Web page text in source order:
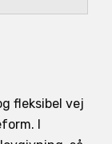
fleksibel vej
I